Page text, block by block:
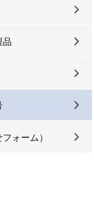
ォーム）